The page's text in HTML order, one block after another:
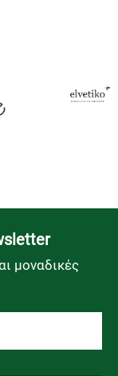
μοναδικές